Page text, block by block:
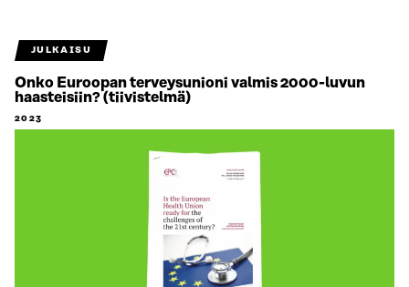
JULKAISU
Onko Euroopan terveysunioni valmis 2000-luvun
haasteisiin? (tiivistelmä)
2023